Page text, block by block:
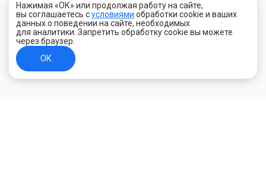
Нажимая «ОК» или продолжая работу на сайте,
вы соглашаетесь сусловиями обработки cookie и ваших
данных о поведении на сайте, необходимых
для аналитики. Запретить обработку cookie вы можете
через браузер.
ОК